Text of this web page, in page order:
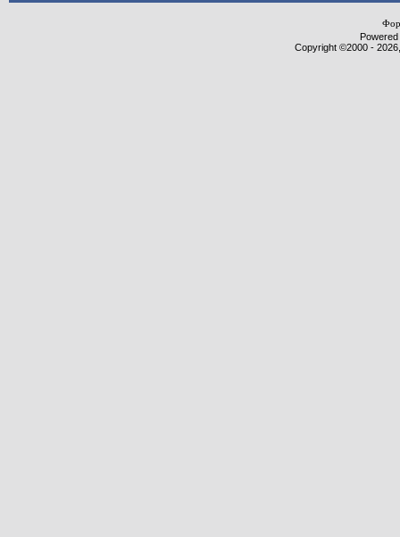
Copyright ©2000 -